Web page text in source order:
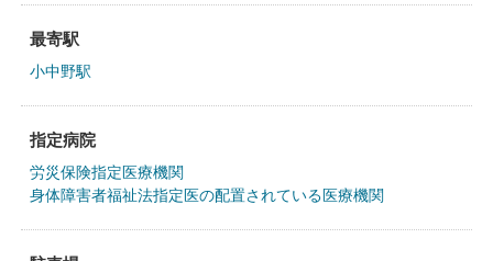
最寄駅
小中野駅
指定病院
労災保険指定医療機関
身体障害者福祉法指定医の配置されている医療機関